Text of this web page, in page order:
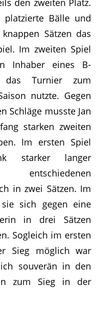
platzierte Bälle und
Sätzen das
Im zweiten Spiel
Inhaber eines B-
das Turnier zum
nutzte. Gegen
Schläge musste Jan
starken zweiten
Im ersten Spiel
starker langer
in zwei Sätzen. Im
sich gegen eine
in drei Sätzen
Sogleich im ersten
Sieg möglich war
souverän in den
zum Sieg in der